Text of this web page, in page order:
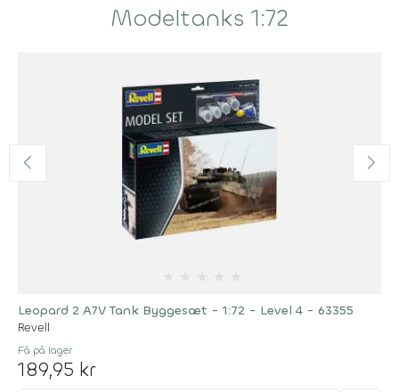
Modeltanks 1:72
Leopard 2 A7V Tank Byggesæt - 1:72 - Level 4 - 63355
Revell
Få på lager
189,95 kr